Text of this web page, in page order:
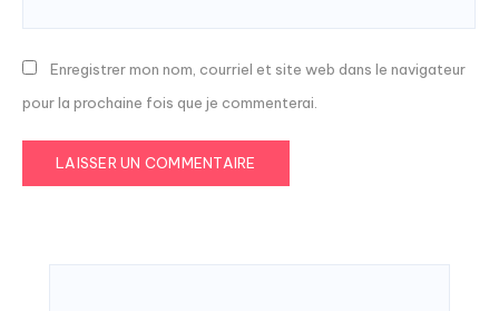
Enregistrer mon nom, courriel et site web dans le navigateur
pour la prochaine fois que je commenterai.